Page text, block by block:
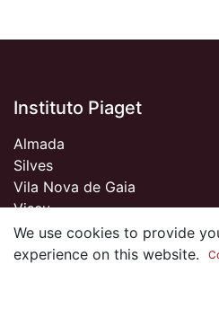
Instituto Piaget
Almada
Silves
Vila Nova de Gaia
Viseu
Somos um Clube de Antigos
We use cookies to provide
experience on this website.